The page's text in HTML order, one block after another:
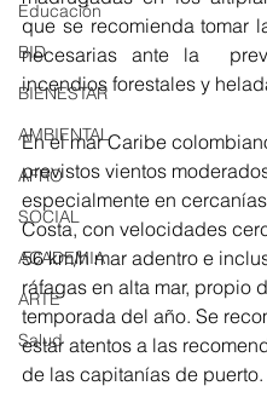
Educación
BID
BIENESTAR
AMBIENTAL
AFRO
SOCIAL
ACADEMIA
ARTE
Salud
que se recomienda tomar
necesarias ante la
incendios forestales y
En el mar Caribe
previstos vientos
especialmente en
Costa, con velocidades
56 km/h mar adentro e
ráfagas en alta mar, propio
temporada del año. Se
estar atentos a las
de las capitanías de puerto.